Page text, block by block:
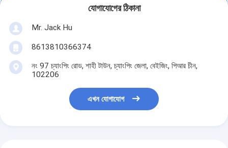
যোগাযোগের ঠিকানা
Mr. Jack Hu
8613810366374
নং 97 চ্যাংপিং রোড, শাহী টাউন, চ্যাংপিং জেলা, বেইজিং, পিআর চীন,
102206
এখন যোগাযোগ